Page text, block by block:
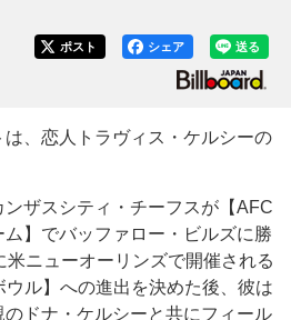
送る
シェア
ポスト
、恋人トラヴィス・ケルシーの
ザスシティ・チーフスが【AFC
】でバッファロー・ビルズに勝
ニューオーリンズで開催される
ウル】への進出を決めた後、彼は
ドナ・ケルシーと共にフィール